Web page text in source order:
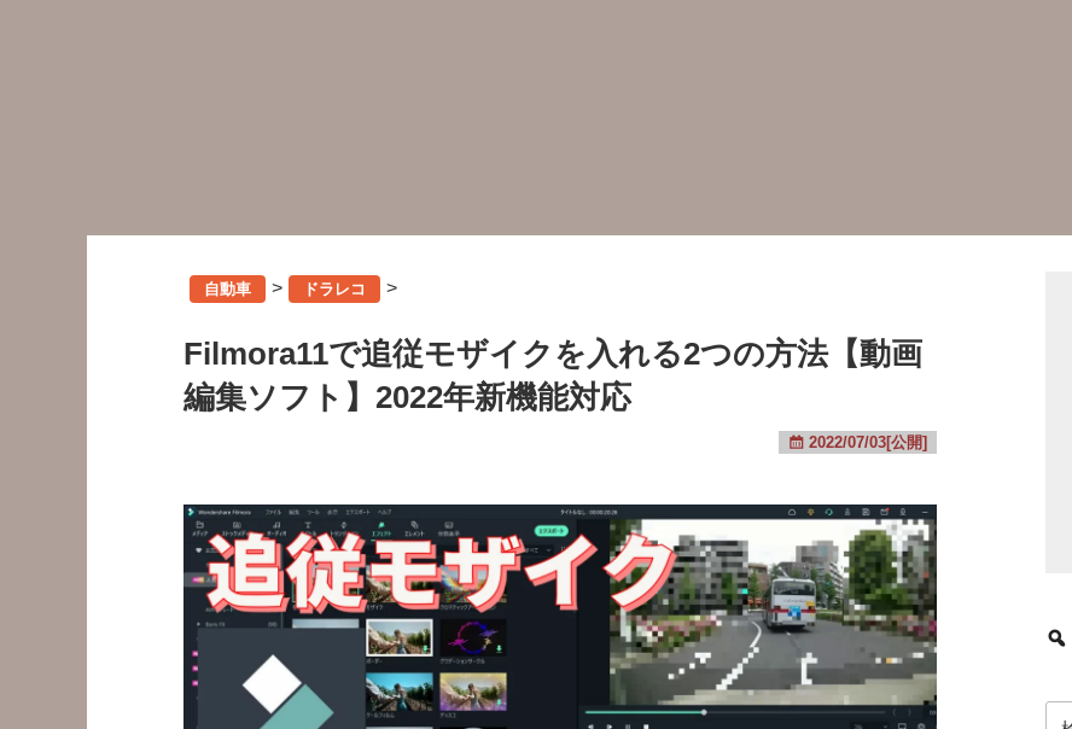
自動車 > ドラレコ >
Filmora11で追従モザイクを入れる2つの方法【動画
編集ソフト】2022年新機能対応
2022/07/03[公開]